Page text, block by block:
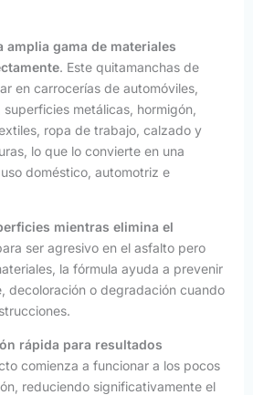
amplia gama de materiales
. Este quitamanchas de
en carrocerías de automóviles,
metálicas, hormigón,
ropa de trabajo, calzado y
lo que lo convierte en una
doméstico, automotriz e
mientras elimina el
ser agresivo en el asfalto pero
la fórmula ayuda a prevenir
decoloración o degradación cuando
rápida para resultados
comienza a funcionar a los pocos
reduciendo significativamente el